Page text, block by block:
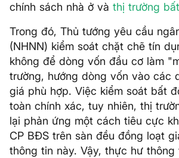
chính sách nhà ở và thị trường
Trong đó, Thủ tướng yêu cầu
(NHNN) kiểm soát chặt chẽ tín
không để dòng vốn đầu cơ làm
trường, hướng dòng vốn vào các
giá phù hợp. Việc kiểm soát bất
toàn chính xác, tuy nhiên, thị
lại phản ứng một cách tiêu cực
CP BĐS trên sàn đều đồng loạt
thông tin này. Vậy, thực hư